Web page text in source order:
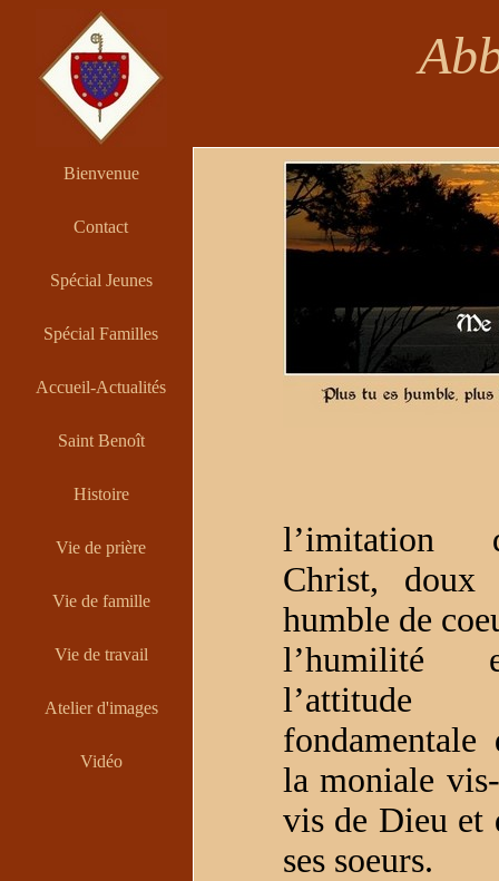
Bienvenue
Contact
Spécial Jeunes
Spécial Familles
Accueil-Actualités
Saint Benoît
Histoire
Vie de prière
Vie de famille
Vie de travail
Atelier d'images
Vidéo
l’imitation
Christ, doux
humble de
l’humilité
l’attitude
fondamentale
la moniale
vis de Dieu et
ses soeurs.